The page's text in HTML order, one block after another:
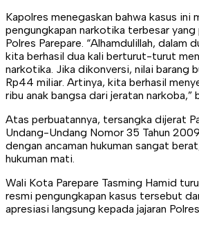
Kapolres menegaskan bahwa kasus ini
pengungkapan narkotika terbesar yang
Polres Parepare. “Alhamdulillah, dalam
kita berhasil dua kali berturut-turut
narkotika. Jika dikonversi, nilai barang
Rp44 miliar. Artinya, kita berhasil
ribu anak bangsa dari jeratan narkoba,”
Atas perbuatannya, tersangka dijerat
Undang-Undang Nomor 35 Tahun
dengan ancaman hukuman sangat
hukuman mati.
Wali Kota Parepare Tasming Hamid
resmi pengungkapan kasus tersebut
apresiasi langsung kepada jajaran